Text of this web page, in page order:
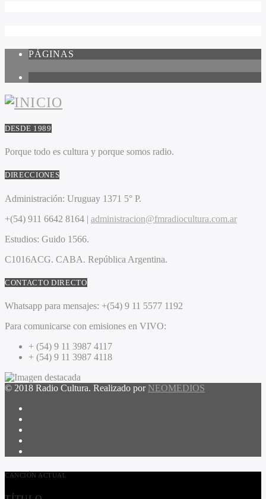
PÁGINAS
DESDE 1989
Porque todo es cultura y porque somos radio.
DIRECCIONES
Administración: Uruguay 1371 5° P.
+(54) 911 6642 8164 | administracion@fmradiocultura.com.ar
Estudios: Guido 1566.
C1016ACG. CABA. República Argentina.
CONTACTO DIRECTO
Whatsapp para mensajes: +(54) 9 11 5577 1192
Para comunicarse con emisiones en VIVO:
+ (54) 9 11 3987 4117
+ (54) 9 11 3987 4118
© 2018 Radio Cultura. Realizado por NEOMEDIOS
CANCIÓN ACTUAL